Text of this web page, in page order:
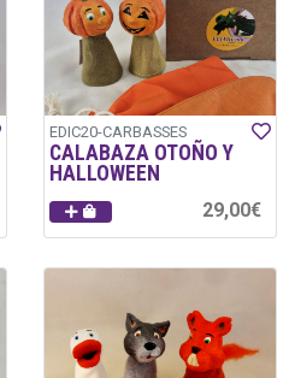
EDIC20-CARBASSES
CALABAZA OTOÑO Y
HALLOWEEN
29,00€